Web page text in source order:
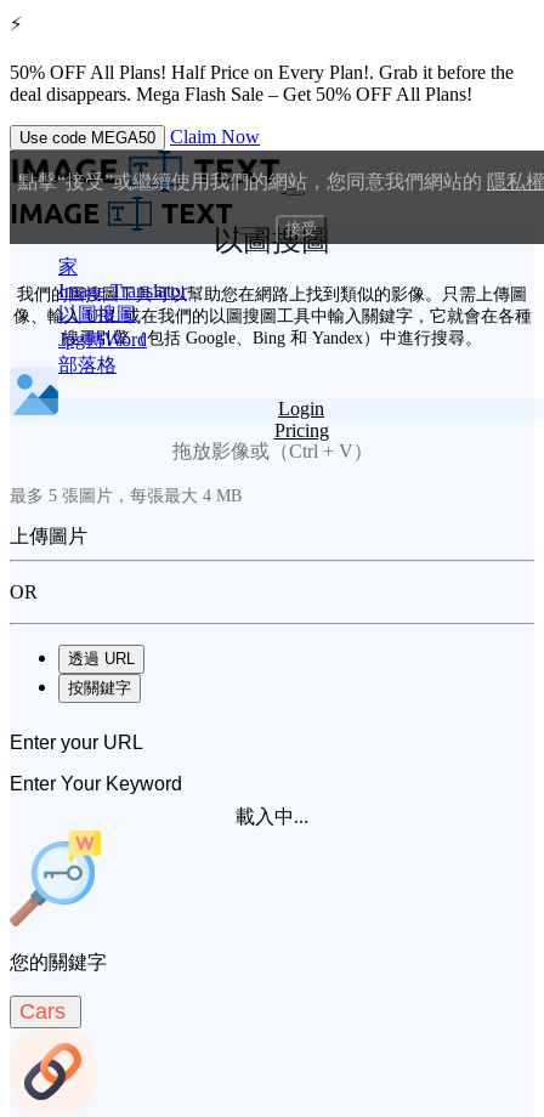
⚡
50% OFF All Plans! Half Price on Every Plan!. Grab it before the
deal disappears. Mega Flash Sale – Get 50% OFF All Plans!
Use code MEGA50 Claim Now
點擊“接受”或繼續使用我們的網站，您同意我們網站的 隱私
接受
家
Image Translator
以圖搜圖
Jpg轉Word
部落格
Login
Pricing
以圖搜圖
我們的圖搜圖工具可以幫助您在網路上找到類似的影像。只需上傳圖
像、輸入 URL 或在我們的以圖搜圖工具中輸入關鍵字，它就會在各種
搜尋引擎（包括 Google、Bing 和 Yandex）中進行搜尋。
拖放影像或（Ctrl + V）
最多 5 張圖片，每張最大 4 MB
上傳圖片
OR
透過 URL
按關鍵字
載入中...
您的關鍵字
Cars